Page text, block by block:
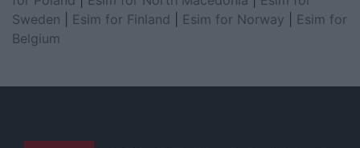
Sweden
Esim for Finland Esim for Norway
Esim for
Belgium